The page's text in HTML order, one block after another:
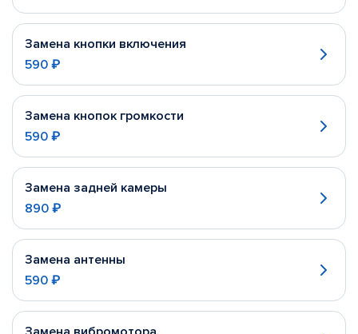
Замена кнопки включения
590 ₽
Замена кнопок громкости
590 ₽
Замена задней камеры
890 ₽
Замена антенны
590 ₽